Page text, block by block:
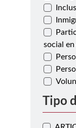
social en
Tipo